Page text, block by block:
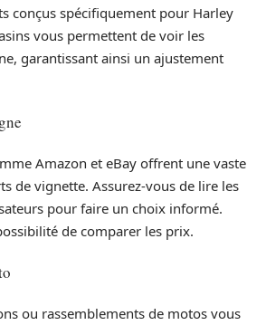
conçus spécifiquement pour Harley
vous permettent de voir les
garantissant ainsi un ajustement
Amazon et eBay offrent une vaste
de vignette. Assurez-vous de lire les
pour faire un choix informé.
de comparer les prix.
ou rassemblements de motos vous